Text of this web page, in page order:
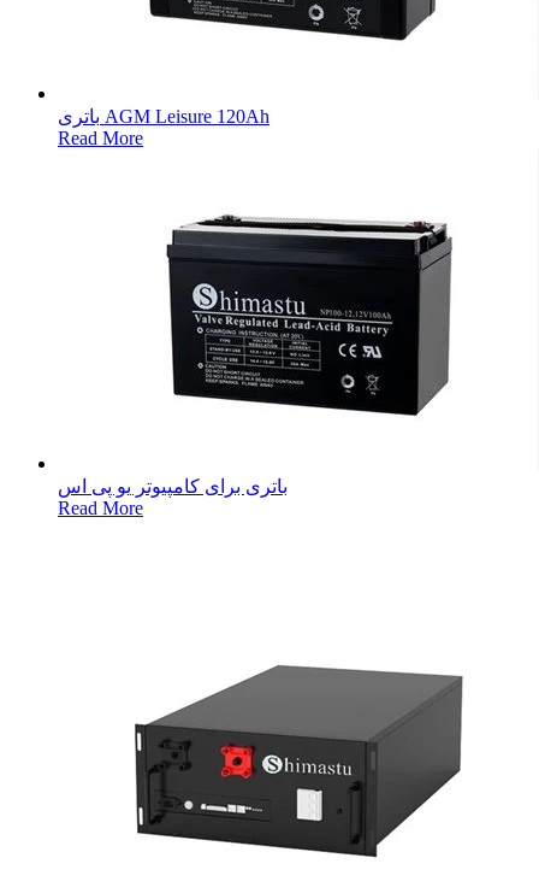
باتری AGM Leisure 120Ah
Read More
باتری برای کامپیوتر یو پی اس
Read More